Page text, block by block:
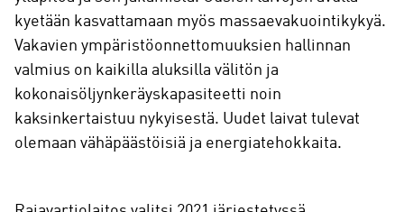
kyetään kasvattamaan myös massaevakuointikykyä.
Vakavien ympäristöonnettomuuksien hallinnan
valmius on kaikilla aluksilla välitön ja
kokonaisöljynkeräyskapasiteetti noin
kaksinkertaistuu nykyisestä. Uudet laivat tulevat
olemaan vähäpäästöisiä ja energiatehokkaita.